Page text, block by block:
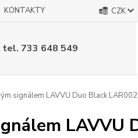
KONTAKTY CZK
tel. 733 648 549
signálem LAVVU Duo Black
LAVVU